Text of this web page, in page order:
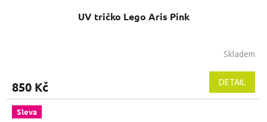
UV tričko Lego Aris Pink
Skladem
850 Kč DETAIL
Sleva